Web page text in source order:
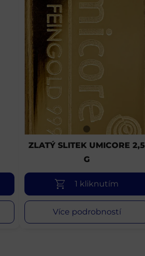
ZLATÝ SLITEK UMICORE 2,5
G
1 kliknutím
Více podrobností